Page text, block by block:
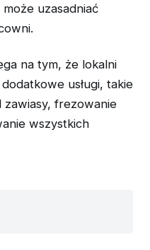
uzasadniać
na tym, że lokalni
usługi, takie
frezowanie
wszystkich